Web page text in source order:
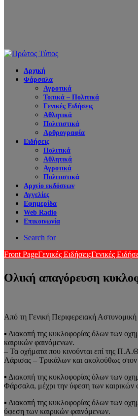
Αρχική
Φάρσαλα
Αγροτικά
Τοπικά – Πολιτικά
Γενικές Ειδήσεις
Αθλητικά
Πολιτιστικά
Αρθρογραφία
Ειδήσεις
Πολιτικά
Αθλητικά
Αγροτικά
Πολιτιστικά
Αρχείο εκδόσεων
Αγγελίες
Εφημερίδα
Web Radio
Επικοινωνία
Search for
Front PageΓενικές ΕιδήσειςΓενικές
Ολική απαγόρευση
Από τη Γενική Περιφερειακή
▪ Διακοπή της κυκλοφορίας όλων των
καιρικών φαινόμενων.
– Τα οχήματα που κινούνται επί της
Λάρισας – Τρικάλων και ακολούθως
▪ Διακοπή της κυκλοφορίας όλων των
Φάρσαλα, μέχρι την ύφεση των καιρικών
▪ Διακοπή της κυκλοφορίας όλων των
ύφεση των καιρικών φαινόμενων.